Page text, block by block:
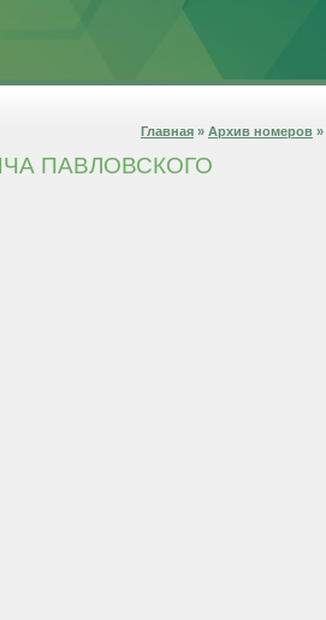
Главная » Архив номеров »
ПАВЛОВСКОГО